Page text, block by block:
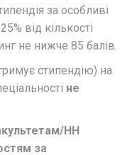
за особливі
від кількості
не нижче 85 балів.
стипендію) на
не
НН
за